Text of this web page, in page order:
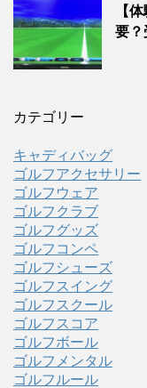
【
要
カテゴリー
キャディバッグ
ゴルフアクセサリー
ゴルフウェア
ゴルフクラブ
ゴルフグッズ
ゴルフコンペ
ゴルフシューズ
ゴルフスイング
ゴルフスクール
ゴルフスコア
ゴルフボール
ゴルフメンタル
ゴルフルール